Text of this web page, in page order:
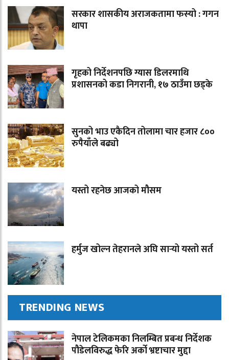
सरकार शासकीय अराजकतामा फस्यो : गगन
थापा
गृहको निर्देशनपछि ग्यास डिलरमाथि
प्रशासनको कडा निगरानी, १७ ठाउँमा छड्के
सुनको भाउ एकैदिन तोलामा चार हजार ८००
रुपैयाँले बढ्यो
यस्तो रहनेछ आजको मौसम
हर्मुज खोल्न तेहरानले अघि सार्‍यो यस्तो सर्त
TRENDING NEWS
नेपाल टेलिकमका निलम्बित प्रबन्ध निर्देशक
पौडेलविरुद्ध फेरि अर्को भ्रष्टाचार मुद्दा